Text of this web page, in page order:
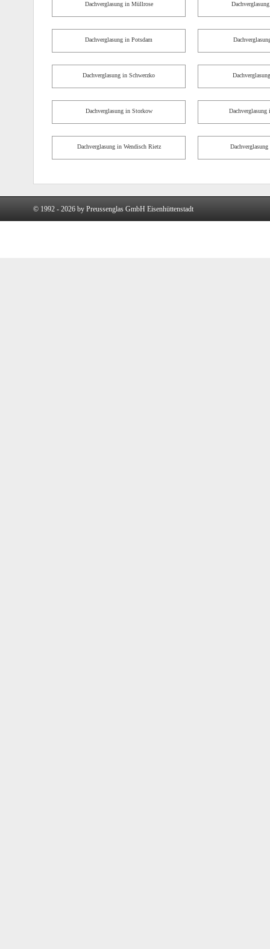
Dachverglasung in Müllrose
Dachverglasung in Potsdam
Dachverglasung in Schwerzko
Dachverglasung in Storkow Dachverglasung
Dachverglasung in Wendisch Rietz
© 1992 - 2026 by Preussenglas GmbH Eisenhüttenstadt